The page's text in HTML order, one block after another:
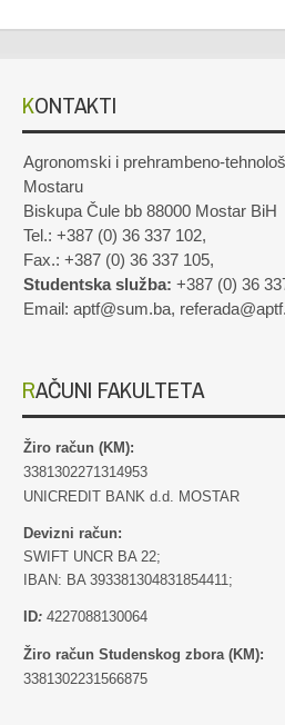
KONTAKTI
Agronomski i prehrambeno-
Mostaru
Biskupa Čule bb 88000 Mostar BiH
Tel.: +387 (0) 36 337 102,
Fax.: +387 (0) 36 337 105,
Studentska služba: +387 (0) 36
Email: aptf@sum.ba,
RAČUNI FAKULTETA
Žiro račun (KM):
3381302271314953
UNICREDIT BANK d.d. MOSTAR
Devizni račun:
SWIFT UNCR BA 22;
IBAN: BA 393381304831854411;
ID: 4227088130064
Žiro račun Studenskog zbora (KM):
3381302231566875